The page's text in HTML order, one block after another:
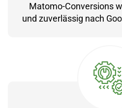
Matomo-Conversions
und zuverlässig nach